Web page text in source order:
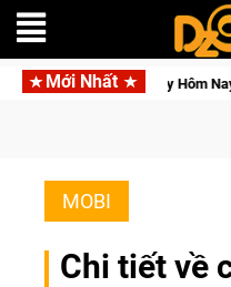
Mới Nhất
Hôm Nay
MOBI
Chi tiết về